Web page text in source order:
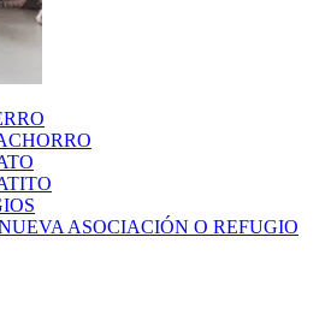
ASOCIACIÓN O REFUGIO